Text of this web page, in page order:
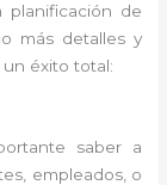
planificación de
más detalles y
éxito total:
saber a
empleados, o